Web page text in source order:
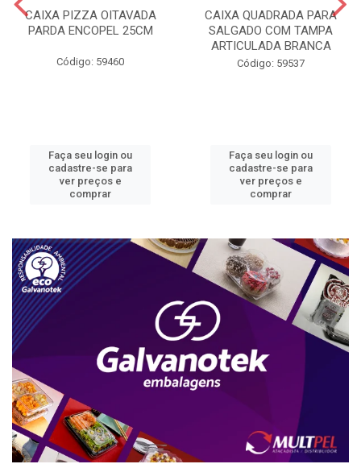
CAIXA PIZZA OITAVADA
PARDA ENCOPEL 25CM
Código: 59460
Faça seu login ou
cadastre-se para
ver preços e
comprar
CAIXA QUADRADA PARA
SALGADO COM TAMPA
ARTICULADA BRANCA
Código: 59537
Faça seu login ou
cadastre-se para
ver preços e
comprar